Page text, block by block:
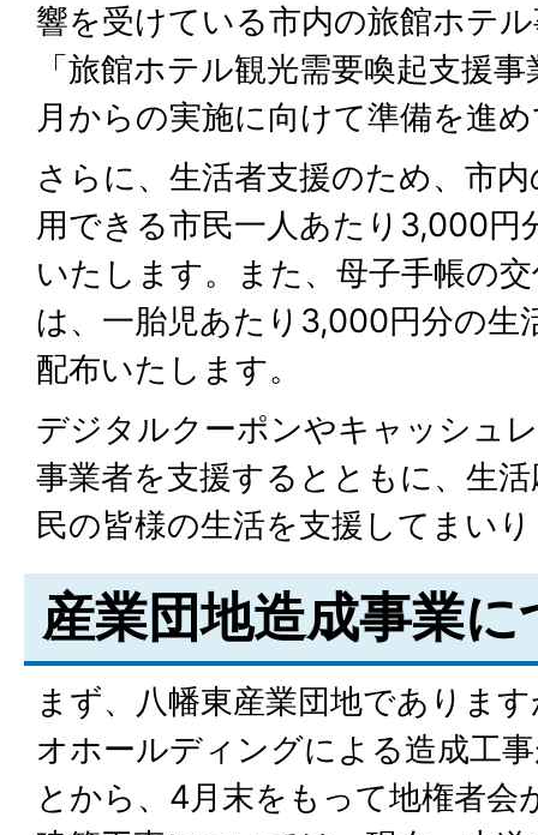
響を受けている市内の旅館ホテ
「旅館ホテル観光需要喚起支援
月からの実施に向けて準備を進
さらに、生活者支援のため、市
用できる市民一人あたり3,000円
いたします。また、母子手帳の
は、一胎児あたり3,000円分の生
配布いたします。
デジタルクーポンやキャッシュ
事業者を支援するとともに、生
民の皆様の生活を支援してまい
産業団地造成事業に
まず、八幡東産業団地でありま
オホールディングによる造成工
とから、4月末をもって地権者会